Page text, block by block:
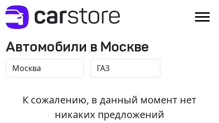
Автомобили в Москве
К сожалению, в данный момент нет
никаких предложений